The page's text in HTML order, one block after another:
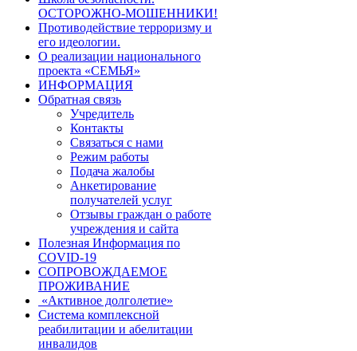
ОСТОРОЖНО-МОШЕННИКИ!
Противодействие терроризму и
его идеологии.
О реализации национального
проекта «СЕМЬЯ»
ИНФОРМАЦИЯ
Обратная связь
Учредитель
Контакты
Связаться с нами
Режим работы
Подача жалобы
Анкетирование
получателей услуг
Отзывы граждан о работе
учреждения и сайта
Полезная Информация по
COVID-19
СОПРОВОЖДАЕМОЕ
ПРОЖИВАНИЕ
«Активное долголетие»
Система комплексной
реабилитации и абелитации
инвалидов